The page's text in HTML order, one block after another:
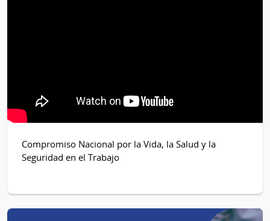
Compromiso Nacional por la Vida, la Salud y la
Seguridad en el Trabajo